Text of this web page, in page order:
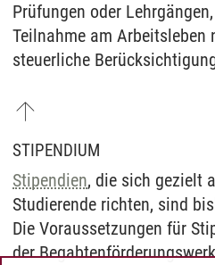
Prüfungen oder
Teilnahme am Arbeitsleben
steuerliche
STIPENDIUM
Stipendien, die sich gezielt
Studierende richten, sind
Die Voraussetzungen für
der